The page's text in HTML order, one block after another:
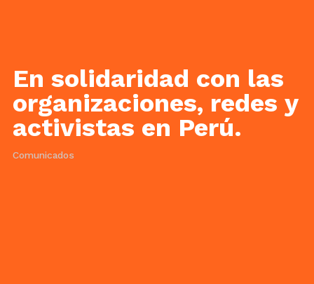
En solidaridad con las
organizaciones, redes y
activistas en Perú.
Comunicados